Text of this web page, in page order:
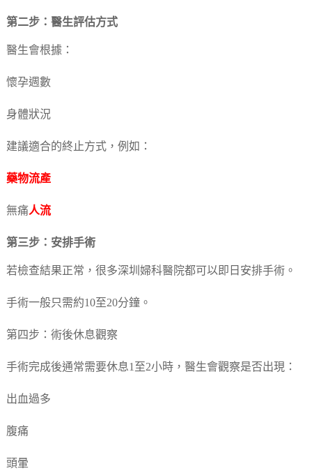
第二步：醫生評估方式
醫生會根據：
懷孕週數
身體狀況
建議適合的終止方式，例如：
藥物流產
無痛人流
第三步：安排手術
若檢查結果正常，很多深圳婦科醫院都可以即日安排手術。
手術一般只需約10至20分鐘。
第四步：術後休息觀察
手術完成後通常需要休息1至2小時，醫生會觀察是否出現：
出血過多
腹痛
頭暈